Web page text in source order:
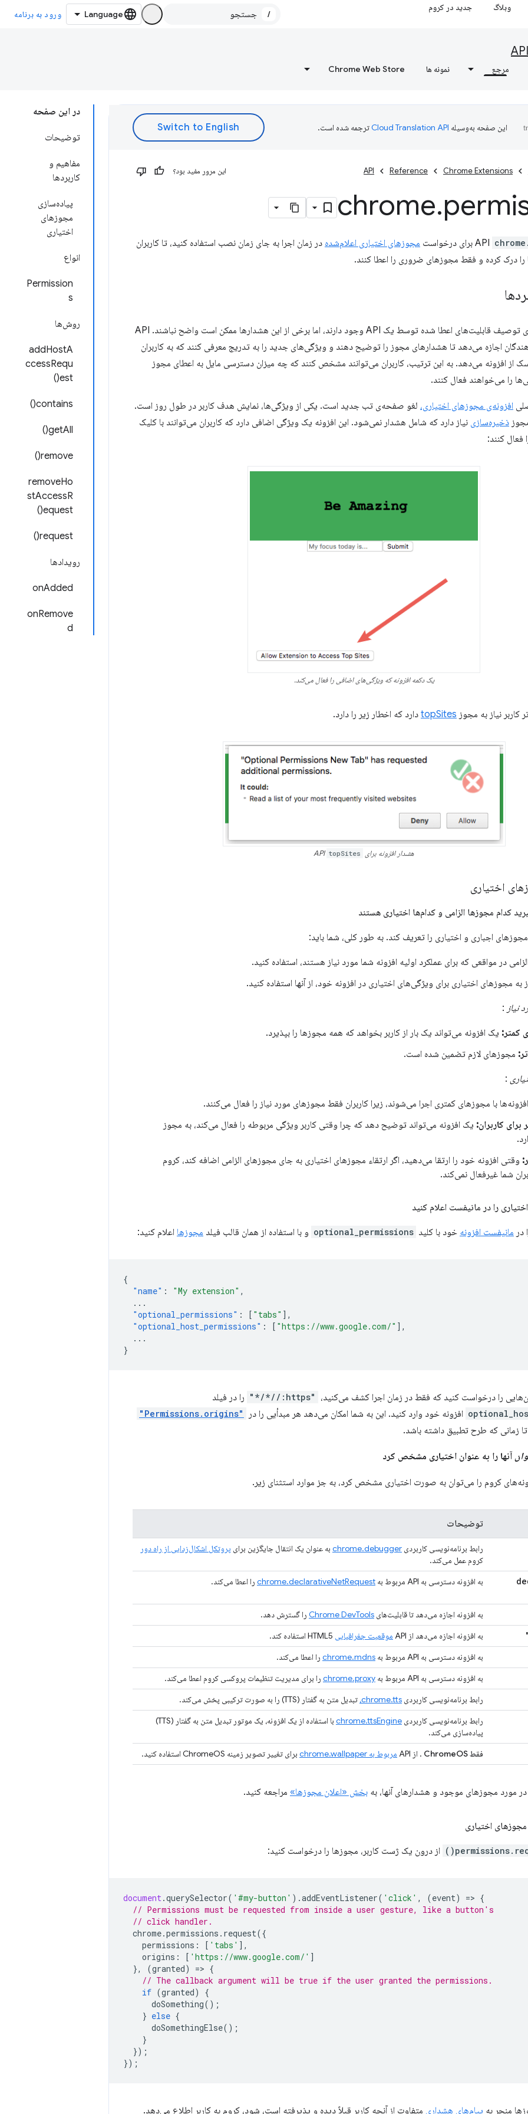
وبلاگ جدید در کروم
/ ورود به برنامه
API
مرجع نمونه ها Chrome Web Store
در این صفحه
توضیحات
مفاهیم و
کاربردها
پیاده‌سازی
مجوزهای
اختیاری
انواع
Permission
s
روش‌ها
addHostA
ccessRequ
est()
contains()
getAll()
remove()
removeHo
stAccessR
equest()
request()
رویدادها
onAdded
onRemove
d
این صفحه به‌وسیله ترجمه شده است.
Chrome Extensions
Reference
API این مرور مفید بود؟
chrome.
برای درخواست مجوزهای اختیاری اعلام‌شده در زمان اجرا به جای زمان نصب استفاده کنید، تا کاربران
را درک کرده و فقط مجوزهای ضروری را اعطا کنند.
هشدارهای مجوز برای توصیف قابلیت‌های اعطا شده توسط یک API وجود دارند، اما برخی از این هشدارها ممکن است واضح نباشند. API
اجازه می‌دهد تا هشدارهای مجوز را توضیح دهند و ویژگی‌های جدید را به تدریج معرفی کنند که به کاربران
از افزونه می‌دهد. به این ترتیب، کاربران می‌توانند مشخص کنند که چه میزان دسترسی مایل به اعطای مجوز
را می‌خواهند فعال کنند.
افزونه‌ی مجوزهای اختیاری، لغو صفحه‌ی تب جدید است. یکی از ویژگی‌ها، نمایش هدف کاربر در طول روز است.
ذخیره‌سازی نیاز دارد که شامل هشدار نمی‌شود. این افزونه یک ویژگی اضافی دارد که کاربران می‌توانند با کلیک
فعال کنند:
یک دکمه افزونه که ویژگی‌های اضافی را فعال می‌کند.
نیاز به مجوز topSites دارد که اخطار زیر را دارد.
هشدار افزونه برای API topSites
اختیاری
اجباری و اختیاری را تعریف کند. به طور کلی، شما باید:
در مواقعی که برای عملکرد اولیه افزونه شما مورد نیاز هستند، استفاده کنید.
مجوزهای اختیاری برای ویژگی‌های اختیاری در افزونه خود، از آنها استفاده کنید.
نیاز :
کمتر: یک افزونه می‌تواند یک بار از کاربر بخواهد که همه مجوزها را بپذیرد.
مجوزهای لازم تضمین شده است.
:
افزونه‌ها با مجوزهای کمتری اجرا می‌شوند، زیرا کاربران فقط مجوزهای مورد نیاز را فعال می‌کنند.
برای کاربران: یک افزونه می‌تواند توضیح دهد که چرا وقتی کاربر ویژگی مربوطه را فعال می‌کند، به مجوز
وقتی افزونه خود را ارتقا می‌دهید، اگر ارتقاء مجوزهای اختیاری به جای مجوزهای الزامی اضافه کند، کروم
شما غیرفعال نمی‌کند.
در مانیفست افزونه خود با کلید optional_permissions و با استفاده از همان قالب فیلد مجوزها اعلام کنید:
{
"name" : "My extension" ,
...
"optional_permissions" : [ "tabs" ],
"optional_host_permissions" : [ "https://www.google.com/" ],
...
}
را درخواست کنید که فقط در زمان اجرا کشف می‌کنید، "https://*/*" را در فیلد
افزونه خود وارد کنید. این به شما امکان می‌دهد هر مبدأیی را در "Permissions.origins"
زمانی که طرح تطبیق داشته باشد.
آنها را به عنوان اختیاری مشخص کرد
کروم را می‌توان به صورت اختیاری مشخص کرد، به جز موارد استثنای زیر.
توضیحات
رابط برنامه‌نویسی کاربردی chrome.debugger به عنوان یک انتقال جایگزین برای پروتکل اشکال‌زدایی از راه دور
کروم عمل می‌کند.
به افزونه دسترسی به API مربوط به chrome.declarativeNetRequest را اعطا می‌کند.
به افزونه اجازه می‌دهد تا قابلیت‌های Chrome DevTools را گسترش دهد.
به افزونه اجازه می‌دهد از API موقعیت جغرافیایی
به افزونه دسترسی به API مربوط به chrome.mdns را اعطا می‌کند.
به افزونه دسترسی به API مربوط به chrome.proxy را برای مدیریت تنظیمات پروکسی کروم اعطا می‌کند.
رابط برنامه‌نویسی کاربردی chrome.tts، تبدیل متن به گفتار (TTS) را به صورت ترکیبی پخش می‌کند.
رابط برنامه‌نویسی کاربردی chrome.ttsEngine
با استفاده از یک افزونه، یک موتور تبدیل متن به گفتار (TTS)
پیاده‌سازی می‌کند.
فقط ChromeOS . از API مربوط به chrome.wallpaper برای تغییر تصویر زمینه ChromeOS استفاده کنید.
در مورد مجوزهای موجود و هشدارهای آنها، به بخش «اعلان مجوزها» مراجعه کنید.
از درون یک ژست کاربر، مجوزها را درخواست کنید:
document.querySelector( '#my-button' ).addEventListener( 'click' , (event) => {
// Permissions must be requested from inside a user gesture, like a button's
// click handler.
chrome.permissions . request({
permissions : [ 'tabs' ],
origins : [ 'https://www.google.com/' ]
},
(granted) => {
// The callback argument will be true if the user granted the permissions.
if (granted)
{
doSomething();
} else {
doSomethingElse();
}
});
});
منجر به پیام‌های هشداری متفاوت از آنچه کاربر قبلاً دیده و پذیرفته است، شود، کروم به کاربر اطلاع می‌دهد.